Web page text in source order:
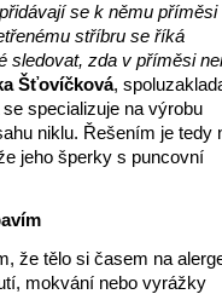
se k němu příměsi
stříbru se říká
sledovat, zda v příměsi
Šťovíčková,
specializuje na výrobu
niklu. Řešením je tedy
jeho šperky s puncovní
že tělo si časem na
mokvání nebo vyrážky